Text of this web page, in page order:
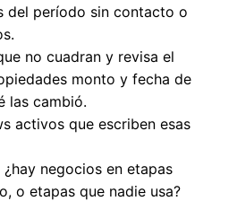
del período sin contacto o
no cuadran y revisa el
monto y fecha de
las cambió.
activos que escriben esas
¿hay negocios en etapas
o etapas que nadie usa?